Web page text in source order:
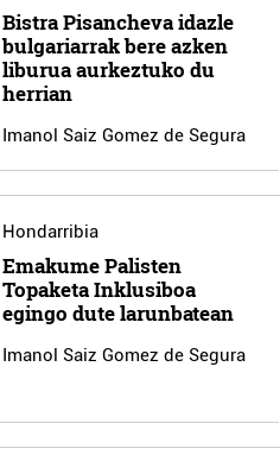
Bistra Pisancheva idazle
bulgariarrak bere azken
liburua aurkeztuko du
herrian
Imanol Saiz Gomez de Segura
Hondarribia
Emakume Palisten
Topaketa Inklusiboa
egingo dute larunbatean
Imanol Saiz Gomez de Segura